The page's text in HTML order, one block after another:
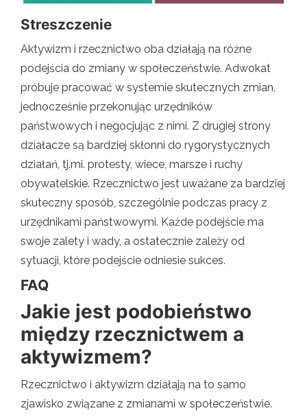
Streszczenie
Aktywizm i rzecznictwo oba działają na różne
podejścia do zmiany w społeczeństwie. Adwokat
próbuje pracować w systemie skutecznych zmian,
jednocześnie przekonując urzędników
państwowych i negocjując z nimi. Z drugiej strony
działacze są bardziej skłonni do rygorystycznych
działań, tj.mi. protesty, wiece, marsze i ruchy
obywatelskie. Rzecznictwo jest uważane za bardziej
skuteczny sposób, szczególnie podczas pracy z
urzędnikami państwowymi. Każde podejście ma
swoje zalety i wady, a ostatecznie zależy od
sytuacji, które podejście odniesie sukces.
FAQ
Jakie jest podobieństwo
między rzecznictwem a
aktywizmem?
Rzecznictwo i aktywizm działają na to samo
zjawisko związane z zmianami w społeczeństwie.